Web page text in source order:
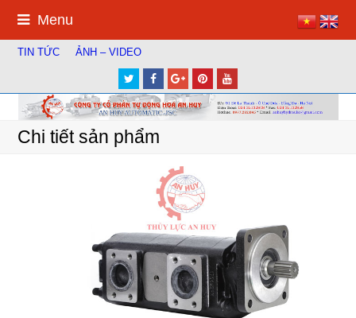
Menu
TIN TỨC ẢNH – VIDEO
TwitterFacebook
Google
Plus
Pinterest
Chi tiết sản phẩm